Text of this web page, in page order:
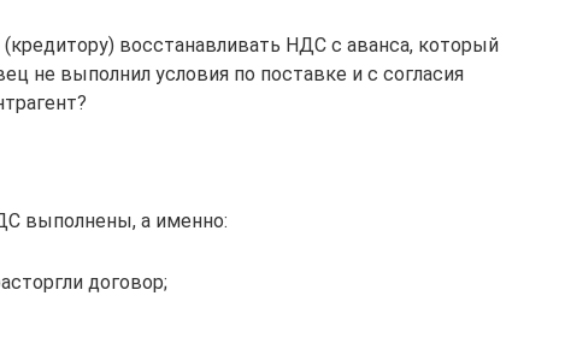
восстанавливать НДС с аванса, который
не выполнил условия по поставке и с согласия
выполнены, а именно:
договор;